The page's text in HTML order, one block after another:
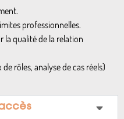
professionnelles.
la qualité de la relation
rôles, analyse de cas réels)